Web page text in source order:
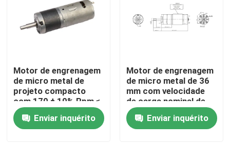
Para casa
Produtos
Motor de engrenagem
de micro metal de
projeto compacto
com 170 ± 10% Rpm ≤
30 A de corrente de
estagnaçãoEnviar inquérito
Motor de engrenagem
de micro metal de 36
mm com velocidade
de carga nominal de
140 ± 10% RPM
Enviar inquérito